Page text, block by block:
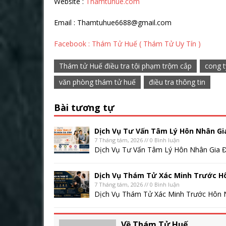
Email : Thamtuhue6688@gmail.com
Facebook : Thám Tử Huế ( Thám Tử Uy Tín )
Thám tử Huế điều tra tội phạm trộm cắp
cong
văn phòng thám tử huế
điều tra thông tin
Bài tương tự
Dịch Vụ Tư Vấn Tâm Lý Hôn Nhân
7 Tháng tám, 2026 // 0 Bình luận
Dịch Vụ Tư Vấn Tâm Lý Hôn Nhân Gia
Dịch Vụ Thám Tử Xác Minh Trước
7 Tháng tám, 2026 // 0 Bình luận
Dịch Vụ Thám Tử Xác Minh Trước Hôn